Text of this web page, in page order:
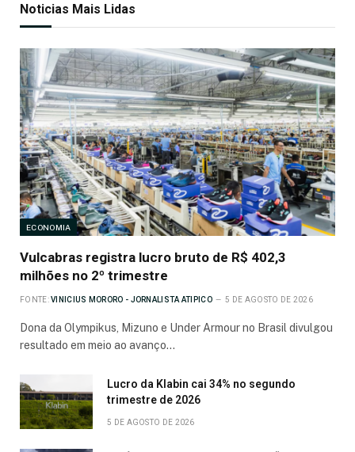
Noticias Mais Lidas
ECONOMIA
Vulcabras registra lucro bruto de R$ 402,3
milhões no 2º trimestre
FONTE: VINICIUS MORORO - JORNALISTA ATIPICO 5 DE AGOSTO DE 2026
Dona da Olympikus, Mizuno e Under Armour no Brasil divulgou
resultado em meio ao avanço…
Lucro da Klabin cai 34% no segundo
trimestre de 2026
5 DE AGOSTO DE 2026